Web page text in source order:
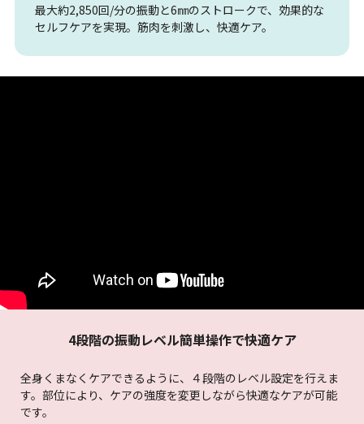
最大約2,850回/分の振動と6㎜のストロークで、 効果的な
セルフケアを実現。筋肉を刺激し、快適ケア。
4段階の振動レベル簡単操作で快適ケア
全身くまなくケアできるように、４段階のレベル設定を行えま
す。部位により、ケアの強度を変更しながら快適なケアが可能
です。